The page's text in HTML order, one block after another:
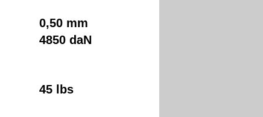
0,50 mm
4850 daN
45 lbs